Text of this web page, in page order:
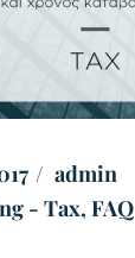
admin
- Tax, FAQ